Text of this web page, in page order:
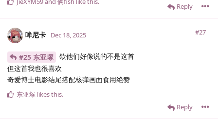
Reply
哞尼卡 #27
Dec 18, 2025
#25 东亚塚
欸他们好像说的不是这首
但这首我也很喜欢
奇爱博士电影结尾搭配核弹画面食用绝赞
Reply
东亚塚 likes this.